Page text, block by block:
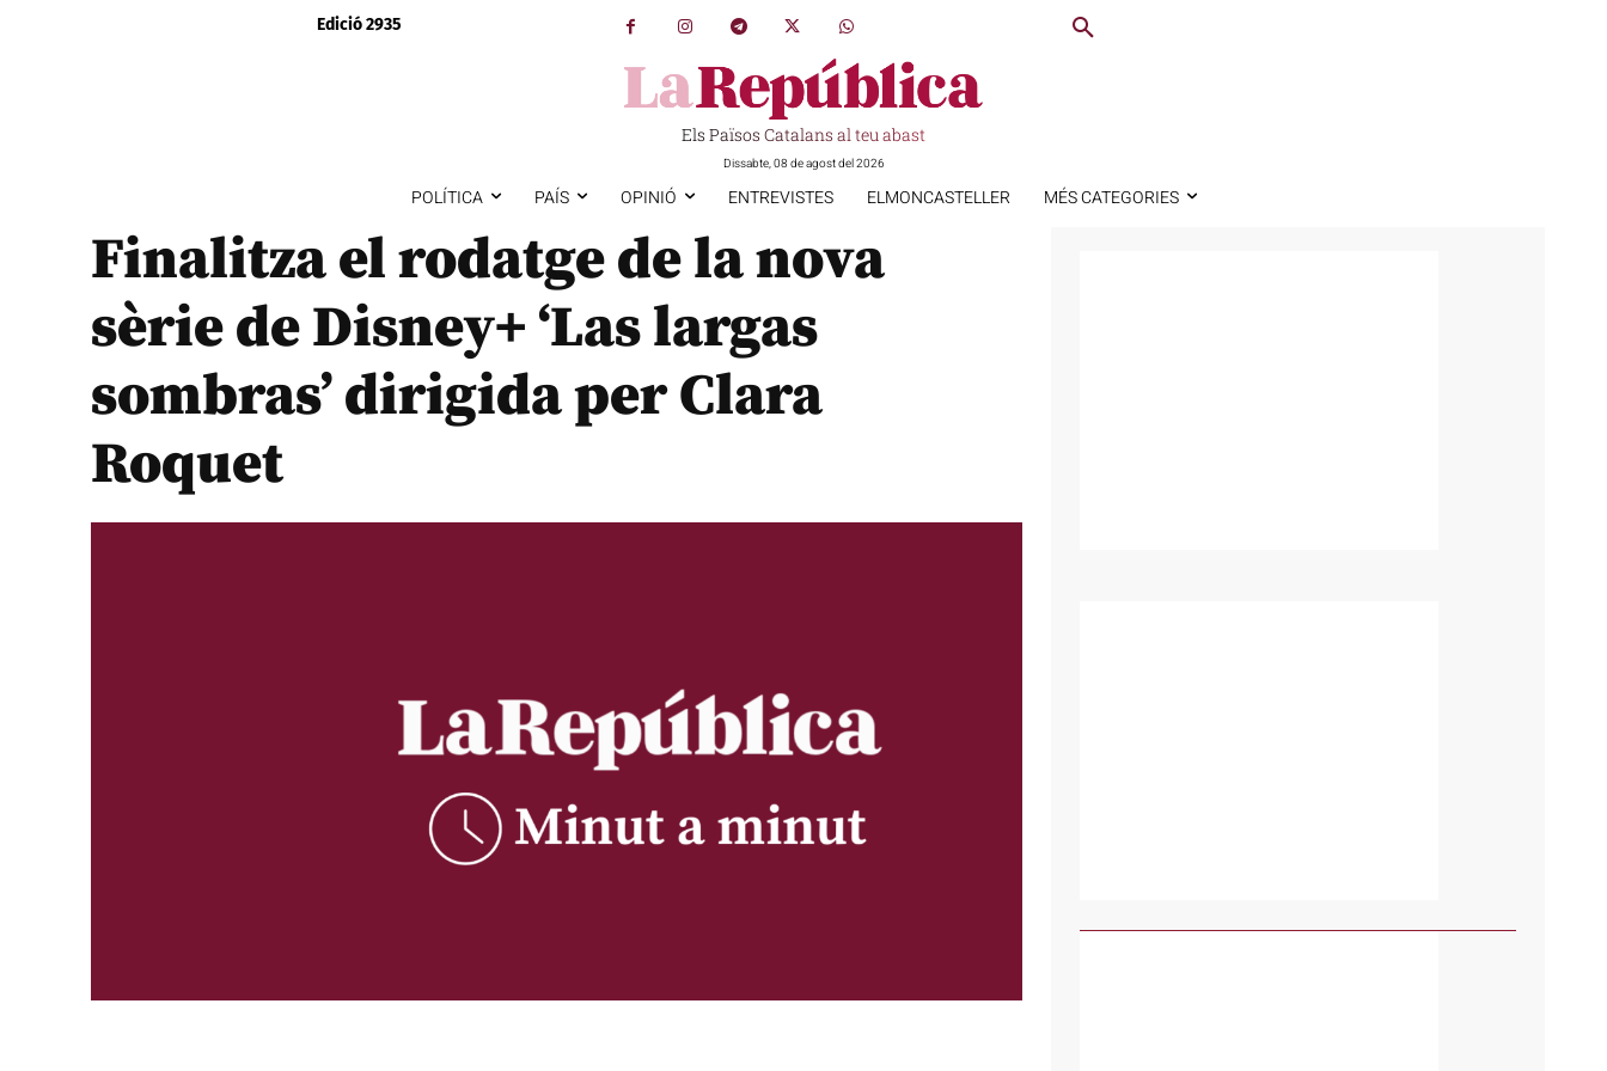
Edició 2935
Els Països Catalans al teu abast
Dissabte, 08 de agost del 2026
POLÍTICA PAÍS OPINIÓ ENTREVISTES ELMONCASTELLER MÉS CATEGORIES
Finalitza el rodatge de la nova
sèrie de Disney+ ‘Las largas
sombras’ dirigida per Clara
Roquet